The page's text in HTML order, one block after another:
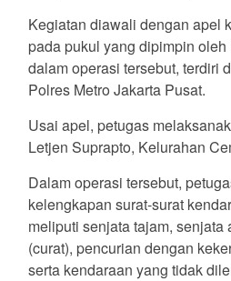
Kegiatan diawali dengan apel
pada pukul yang dipimpin
dalam operasi tersebut, terdiri
Polres Metro Jakarta Pusat.
Usai apel, petugas
Letjen Suprapto, Kelurahan
Dalam operasi tersebut,
kelengkapan surat-surat
meliputi senjata tajam,
(curat), pencurian dengan
serta kendaraan yang tidak